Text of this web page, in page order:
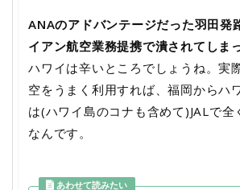
ANAのアドバンテージだった羽田発
イアン航空業務提携で潰されてしま
ハワイは辛いところでしょうね。実
空をうまく利用すれば、福岡からハ
は(ハワイ島のコナも含めて)JALで全
なんです。